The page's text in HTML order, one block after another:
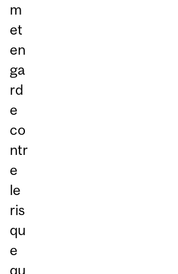
m
et
en
ga
rd
e
co
ntr
e
le
ris
qu
e
qu